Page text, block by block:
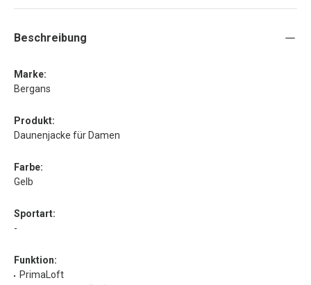
Beschreibung
Marke:
Bergans
Produkt:
Daunenjacke für Damen
Farbe:
Gelb
Sportart:
-
Funktion:
PrimaLoft